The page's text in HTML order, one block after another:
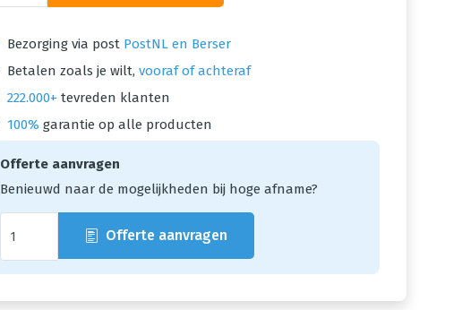
Bezorging via post PostNL en Berser
Betalen zoals je wilt, vooraf of achteraf
222.000+ tevreden klanten
100% garantie op alle producten
Offerte aanvragen
Benieuwd naar de mogelijkheden bij hoge afname?
Offerte aanvragen